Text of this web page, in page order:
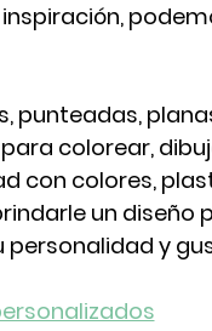
punteadas,
colorear,
con colores,
un diseño
personalidad y